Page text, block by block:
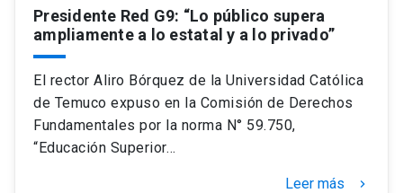
Presidente Red G9: “Lo público supera
ampliamente a lo estatal y a lo privado”
El rector Aliro Bórquez de la Universidad Católica
de Temuco expuso en la Comisión de Derechos
Fundamentales por la norma N° 59.750,
“Educación Superior…
Leer más keyboard_arrow_right